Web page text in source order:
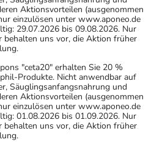
Aktionsvorteilen (ausgenommen
einzulösen unter www.aponeo.de
29.07.2026 bis 09.08.2026. Nur
behalten uns vor, die Aktion früher
"ceta20" erhalten Sie 20 %
Produkte. Nicht anwendbar auf
Säuglingsanfangsnahrung und
Aktionsvorteilen (ausgenommen
einzulösen unter www.aponeo.de
01.08.2026 bis 01.09.2026. Nur
behalten uns vor, die Aktion früher